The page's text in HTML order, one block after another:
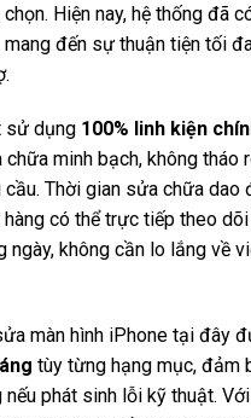
Hiện nay, hệ thống đã
mang đến sự thuận tiện tối
sử dụng 100% linh kiện
minh bạch, không tháo
Thời gian sửa chữa dao
hàng có thể trực tiếp theo
ngày, không cần lo lắng về
màn hình iPhone tại đây
tùy từng hạng mục, đảm
nếu phát sinh lỗi kỹ thuật.